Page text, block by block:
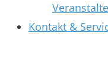
Kontakt &